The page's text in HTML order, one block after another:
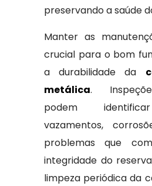
preservando a saúde
Manter as
crucial para o bom
a durabilidade da
metálica.
podem
vazamentos,
problemas que
integridade do
limpeza periódica da